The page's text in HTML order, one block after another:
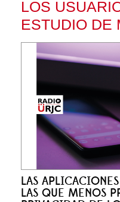
LOS
ESTUDIO DE
LAS
LAS QUE MENOS